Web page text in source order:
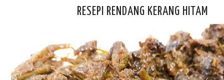
RESEPI RENDANG KERANG HITAM